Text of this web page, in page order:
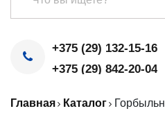
+375 (29) 132-15-16
+375 (29) 842-20-04
Главная Каталог